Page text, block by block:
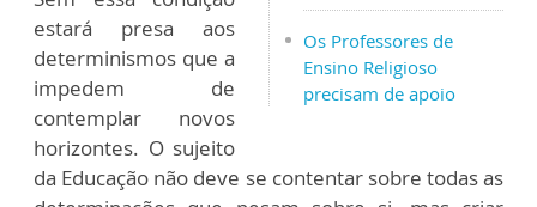
Os Professores de
Ensino Religioso
precisam de apoio
estará presa aos
determinismos que a
impedem de
contemplar novos
horizontes. O sujeito
da Educação não deve se contentar sobre todas as